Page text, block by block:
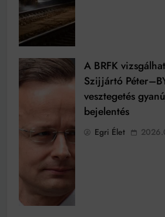
A BRFK
Szijjártó
vesztegetés
bejelentés
Egri Élet